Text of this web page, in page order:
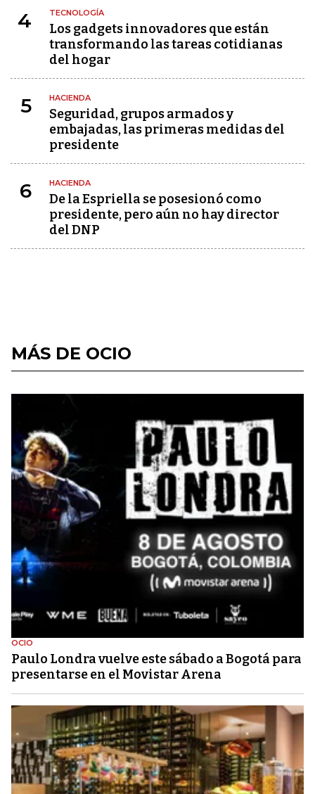
4 TECNOLOGÍA
Los gadgets innovadores que están
transformando las tareas cotidianas
del hogar
5 HACIENDA
Seguridad, grupos armados y
embajadas, las primeras medidas del
presidente
6 HACIENDA
De la Espriella se posesionó como
presidente, pero aún no hay director
del DNP
MÁS DE OCIO
OCIO
Paulo Londra vuelve este sábado a Bogotá para
presentarse en el Movistar Arena